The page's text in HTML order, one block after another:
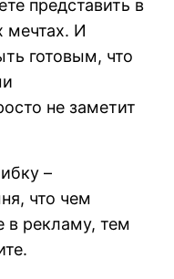
представить в
мечтах. И
готовым, что
не заметит
–
что чем
в рекламу, тем